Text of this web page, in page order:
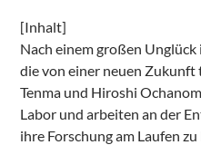
[Inhalt]
Nach einem großen Unglück
die von einer neuen
Tenma und Hiroshi
Labor und arbeiten an der
ihre Forschung am Laufen